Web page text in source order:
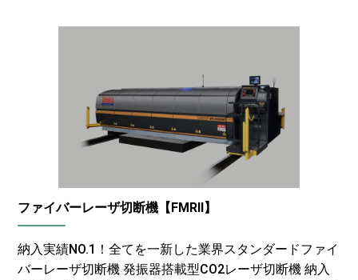
ファイバーレーザ切断機【FMRⅡ】
納入実績NO.1！全てを一新した業界スタンダードファイ
バーレーザ切断機 発振器搭載型CO2レーザ切断機 納入